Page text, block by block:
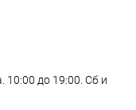
10:00 до 19:00. Сб и